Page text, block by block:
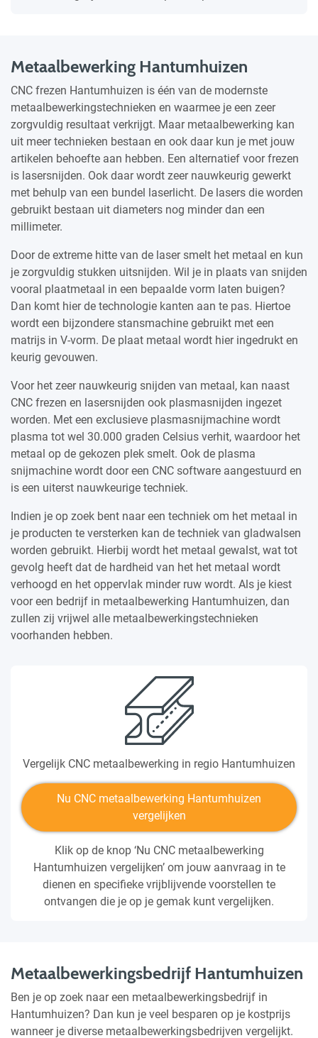
Metaalbewerking Hantumhuizen
CNC frezen Hantumhuizen is één van de modernste
metaalbewerkingstechnieken en waarmee je een zeer
zorgvuldig resultaat verkrijgt. Maar metaalbewerking kan
uit meer technieken bestaan en ook daar kun je met jouw
artikelen behoefte aan hebben. Een alternatief voor frezen
is lasersnijden. Ook daar wordt zeer nauwkeurig gewerkt
met behulp van een bundel laserlicht. De lasers die worden
gebruikt bestaan uit diameters nog minder dan een
millimeter.
Door de extreme hitte van de laser smelt het metaal en kun
je zorgvuldig stukken uitsnijden. Wil je in plaats van snijden
vooral plaatmetaal in een bepaalde vorm laten buigen?
Dan komt hier de technologie kanten aan te pas. Hiertoe
wordt een bijzondere stansmachine gebruikt met een
matrijs in V-vorm. De plaat metaal wordt hier ingedrukt en
keurig gevouwen.
Voor het zeer nauwkeurig snijden van metaal, kan naast
CNC frezen en lasersnijden ook plasmasnijden ingezet
worden. Met een exclusieve plasmasnijmachine wordt
plasma tot wel 30.000 graden Celsius verhit, waardoor het
metaal op de gekozen plek smelt. Ook de plasma
snijmachine wordt door een CNC software aangestuurd en
is een uiterst nauwkeurige techniek.
Indien je op zoek bent naar een techniek om het metaal in
je producten te versterken kan de techniek van gladwalsen
worden gebruikt. Hierbij wordt het metaal gewalst, wat tot
gevolg heeft dat de hardheid van het het metaal wordt
verhoogd en het oppervlak minder ruw wordt. Als je kiest
voor een bedrijf in metaalbewerking Hantumhuizen, dan
zullen zij vrijwel alle metaalbewerkingstechnieken
voorhanden hebben.
Vergelijk CNC metaalbewerking in regio Hantumhuizen
Nu CNC metaalbewerking Hantumhuizen
vergelijken
Klik op de knop ‘Nu CNC metaalbewerking
Hantumhuizen vergelijken’ om jouw aanvraag in te
dienen en specifieke vrijblijvende voorstellen te
ontvangen die je op je gemak kunt vergelijken.
Metaalbewerkingsbedrijf Hantumhuizen
Ben je op zoek naar een metaalbewerkingsbedrijf in
Hantumhuizen? Dan kun je veel besparen op je kostprijs
wanneer je diverse metaalbewerkingsbedrijven vergelijkt.